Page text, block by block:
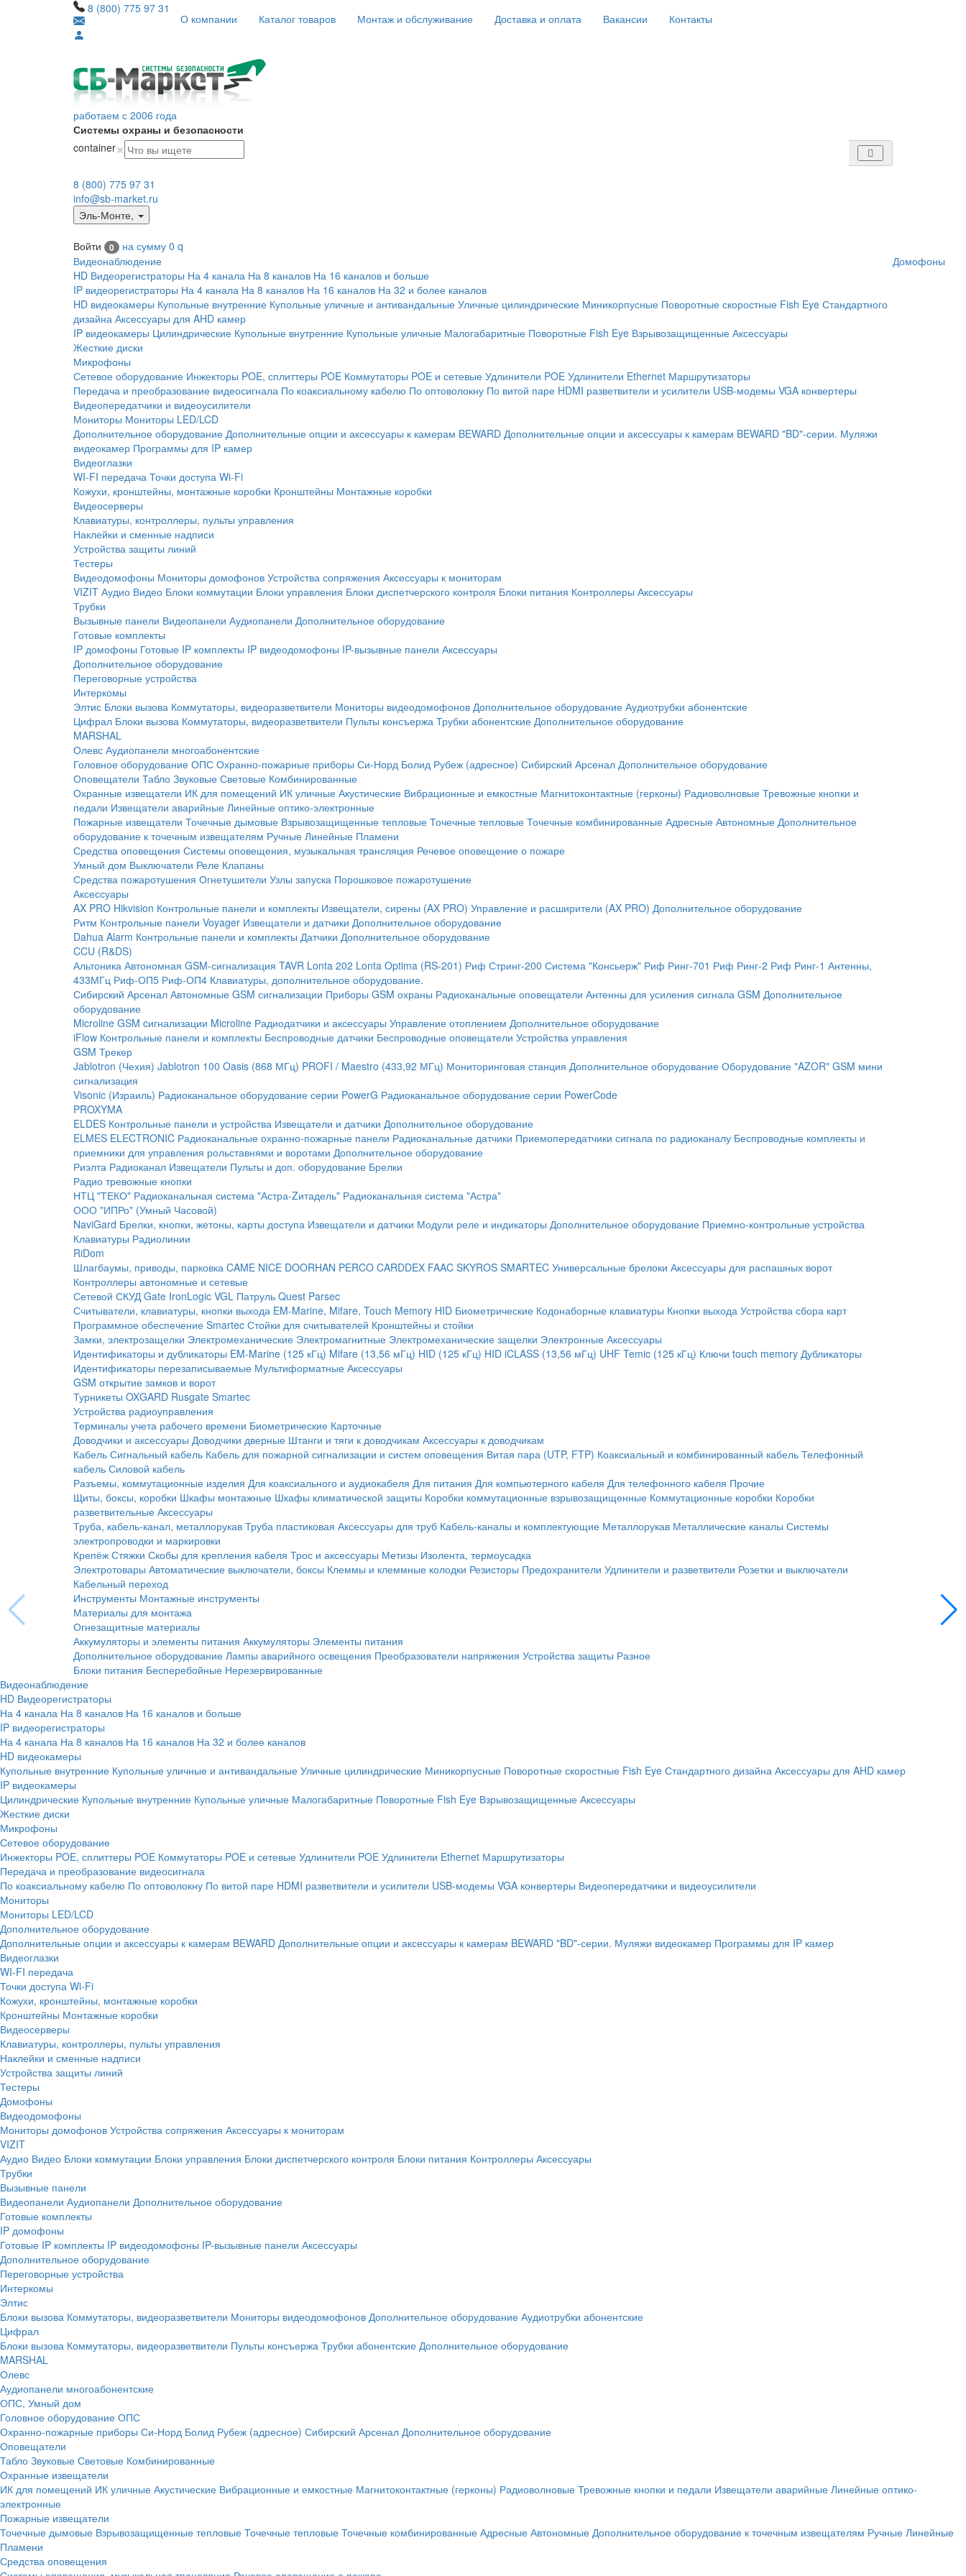
8 (800) 775 97 31
О компании Каталог товаров Монтаж и обслуживание Доставка и оплата Вакансии Контакты
работаем с 2006 года
Системы охраны и безопасности
container×
8 (800) 775 97 31
info@sb-market.ru
Эль-Монте,
Войти 0 на сумму 0 q
Видеонаблюдение
Домофоны
HD Видеорегистраторы На 4 канала На 8 каналов На 16 каналов и больше
IP видеорегистраторы На 4 канала На 8 каналов На 16 каналов На 32 и более каналов
HD видеокамеры Купольные внутренние Купольные уличные и антивандальные Уличные цилиндрические Миникорпусные Поворотные скоростные Fish Eye Стандартного
дизайна Аксессуары для AHD камер
IP видеокамеры Цилиндрические Купольные внутренние Купольные уличные Малогабаритные Поворотные Fish Eye Взрывозащищенные Аксессуары
Жесткие диски
Микрофоны
Сетевое оборудование Инжекторы POE, сплиттеры POE Коммутаторы POE и сетевые Удлинители POE Удлинители Ethernet Маршрутизаторы
Передача и преобразование видеосигнала По коаксиальному кабелю По оптоволокну По витой паре HDMI разветвители и усилители USB-модемы VGA конвертеры
Видеопередатчики и видеоусилители
Мониторы Мониторы LED/LCD
Дополнительное оборудование Дополнительные опции и аксессуары к камерам BEWARD Дополнительные опции и аксессуары к камерам BEWARD "BD"-серии. Муляжи
видеокамер Программы для IP камер
Видеоглазки
WI-FI передача Точки доступа Wi-Fi
Кожухи, кронштейны, монтажные коробки Кронштейны Монтажные коробки
Видеосерверы
Клавиатуры, контроллеры, пульты управления
Наклейки и сменные надписи
Устройства защиты линий
Тестеры
Видеодомофоны Мониторы домофонов Устройства сопряжения Аксессуары к мониторам
VIZIT Аудио Видео Блоки коммутации Блоки управления Блоки диспетчерского контроля Блоки питания Контроллеры Аксессуары
Трубки
Вызывные панели Видеопанели Аудиопанели Дополнительное оборудование
Готовые комплекты
IP домофоны Готовые IP комплекты IP видеодомофоны IP-вызывные панели Аксессуары
Дополнительное оборудование
Переговорные устройства
Интеркомы
Элтис Блоки вызова Коммутаторы, видеоразветвители Мониторы видеодомофонов Дополнительное оборудование Аудиотрубки абонентские
Цифрал Блоки вызова Коммутаторы, видеоразветвители Пульты консъержа Трубки абонентские Дополнительное оборудование
MARSHAL
Олевс Аудиопанели многоабонентские
Головное оборудование ОПС Охранно-пожарные приборы Си-Норд Болид Рубеж (адресное) Сибирский Арсенал Дополнительное оборудование
Оповещатели Табло Звуковые Световые Комбинированные
Охранные извещатели ИК для помещений ИК уличные Акустические Вибрационные и емкостные Магнитоконтактные (герконы) Радиоволновые Тревожные кнопки и
педали Извещатели аварийные Линейные оптико-электронные
Пожарные извещатели Точечные дымовые Взрывозащищенные тепловые Точечные тепловые Точечные комбинированные Адресные Автономные Дополнительное
оборудование к точечным извещателям Ручные Линейные Пламени
Средства оповещения Системы оповещения, музыкальная трансляция Речевое оповещение о пожаре
Умный дом Выключатели Реле Клапаны
Средства пожаротушения Огнетушители Узлы запуска Порошковое пожаротушение
Аксессуары
AX PRO Hikvision Контрольные панели и комплекты Извещатели, сирены (AX PRO) Управление и расширители (AX PRO) Дополнительное оборудование
Ритм Контрольные панели Voyager Извещатели и датчики Дополнительное оборудование
Dahua Alarm Контрольные панели и комплекты Датчики Дополнительное оборудование
CCU (R&DS)
Альтоника Автономная GSM-сигнализация TAVR Lonta 202 Lonta Optima (RS-201) Риф Стринг-200 Система "Консьерж" Риф Ринг-701 Риф Ринг-2 Риф Ринг-1 Антенны,
433МГц Риф-ОП5 Риф-ОП4 Клавиатуры, дополнительное оборудование.
Сибирский Арсенал Автономные GSM сигнализации Приборы GSM охраны Радиоканальные оповещатели Антенны для усиления сигнала GSM Дополнительное
оборудование
Microline GSM cигнализации Microline Радиодатчики и аксессуары Управление отоплением Дополнительное оборудование
iFlow Контрольные панели и комплекты Беспроводные датчики Беспроводные оповещатели Устройства управления
GSM Трекер
Jablotron (Чехия) Jablotron 100 Oasis (868 МГц) PROFI / Maestro (433,92 МГц) Мониторинговая станция Дополнительное оборудование Оборудование "AZOR" GSM мини
сигнализация
Visonic (Израиль) Радиоканальное оборудование серии PowerG Радиоканальное оборудование серии PowerCode
PROXYMA
ELDES Контрольные панели и устройства Извещатели и датчики Дополнительное оборудование
ELMES ELECTRONIC Радиоканальные охранно-пожарные панели Радиоканальные датчики Приемопередатчики сигнала по радиоканалу Беспроводные комплекты и
приемники для управления рольставнями и воротами Дополнительное оборудование
Риэлта Радиоканал Извещатели Пульты и доп. оборудование Брелки
Радио тревожные кнопки
НТЦ "ТЕКО" Радиоканальная система "Астра-Zитадель" Радиоканальная система "Астра"
ООО "ИПРо" (Умный Часовой)
NaviGard Брелки, кнопки, жетоны, карты доступа Извещатели и датчики Модули реле и индикаторы Дополнительное оборудование Приемно-контрольные устройства
Клавиатуры Радиолинии
RiDom
Шлагбаумы, приводы, парковка CAME NICE DOORHAN PERCO CARDDEX FAAC SKYROS SMARTEC Универсальные брелоки Аксессуары для распашных ворот
Контроллеры автономные и сетевые
Сетевой СКУД Gate IronLogic VGL Патруль Quest Parsec
Считыватели, клавиатуры, кнопки выхода EM-Marine, Mifare, Touch Memory HID Биометрические Кодонаборные клавиатуры Кнопки выхода Устройства сбора карт
Программное обеспечение Smartec Стойки для считывателей Кронштейны и стойки
Замки, электрозащелки Электромеханические Электромагнитные Электромеханические защелки Электронные Аксессуары
Идентификаторы и дубликаторы EM-Marine (125 кГц) Mifare (13,56 мГц) HID (125 кГц) HID iCLASS (13,56 мГц) UHF Temic (125 кГц) Ключи touch memory Дубликаторы
Идентификаторы перезаписываемые Мультиформатные Аксессуары
GSM открытие замков и ворот
Турникеты OXGARD Rusgate Smartec
Устройства радиоуправления
Терминалы учета рабочего времени Биометрические Карточные
Доводчики и аксессуары Доводчики дверные Штанги и тяги к доводчикам Аксессуары к доводчикам
Кабель Сигнальный кабель Кабель для пожарной сигнализации и систем оповещения Витая пара (UTP, FTP) Коаксиальный и комбинированный кабель Телефонный
кабель Силовой кабель
Разъемы, коммутационные изделия Для коаксиального и аудиокабеля Для питания Для компьютерного кабеля Для телефонного кабеля Прочие
Щиты, боксы, коробки Шкафы монтажные Шкафы климатической защиты Коробки коммутационные взрывозащищенные Коммутационные коробки Коробки
разветвительные Аксессуары
Труба, кабель-канал, металлорукав Труба пластиковая Аксессуары для труб Кабель-каналы и комплектующие Металлорукав Металлические каналы Системы
электропроводки и маркировки
Крепёж Стяжки Скобы для крепления кабеля Трос и аксессуары Метизы Изолента, термоусадка
Электротовары Автоматические выключатели, боксы Клеммы и клеммные колодки Резисторы Предохранители Удлинители и разветвители Розетки и выключатели
Кабельный переход
Инструменты Монтажные инструменты
Материалы для монтажа
Огнезащитные материалы
Аккумуляторы и элементы питания Аккумуляторы Элементы питания
Дополнительное оборудование Лампы аварийного освещения Преобразователи напряжения Устройства защиты Разное
Блоки питания Бесперебойные Нерезервированные
Видеонаблюдение
HD Видеорегистраторы
На 4 канала На 8 каналов На 16 каналов и больше
IP видеорегистраторы
На 4 канала На 8 каналов На 16 каналов На 32 и более каналов
HD видеокамеры
Купольные внутренние Купольные уличные и антивандальные Уличные цилиндрические Миникорпусные Поворотные скоростные Fish Eye Стандартного дизайна Аксессуары для AHD камер
IP видеокамеры
Цилиндрические Купольные внутренние Купольные уличные Малогабаритные Поворотные Fish Eye Взрывозащищенные Аксессуары
Жесткие диски
Микрофоны
Сетевое оборудование
Инжекторы POE, сплиттеры POE Коммутаторы POE и сетевые Удлинители POE Удлинители Ethernet Маршрутизаторы
Передача и преобразование видеосигнала
По коаксиальному кабелю По оптоволокну По витой паре HDMI разветвители и усилители USB-модемы VGA конвертеры Видеопередатчики и видеоусилители
Мониторы
Мониторы LED/LCD
Дополнительное оборудование
Дополнительные опции и аксессуары к камерам BEWARD Дополнительные опции и аксессуары к камерам BEWARD "BD"-серии. Муляжи видеокамер Программы для IP камер
Видеоглазки
WI-FI передача
Точки доступа Wi-Fi
Кожухи, кронштейны, монтажные коробки
Кронштейны Монтажные коробки
Видеосерверы
Клавиатуры, контроллеры, пульты управления
Наклейки и сменные надписи
Устройства защиты линий
Тестеры
Домофоны
Видеодомофоны
Мониторы домофонов Устройства сопряжения Аксессуары к мониторам
VIZIT
Аудио Видео Блоки коммутации Блоки управления Блоки диспетчерского контроля Блоки питания Контроллеры Аксессуары
Трубки
Вызывные панели
Видеопанели Аудиопанели Дополнительное оборудование
Готовые комплекты
IP домофоны
Готовые IP комплекты IP видеодомофоны IP-вызывные панели Аксессуары
Дополнительное оборудование
Переговорные устройства
Интеркомы
Элтис
Блоки вызова Коммутаторы, видеоразветвители Мониторы видеодомофонов Дополнительное оборудование Аудиотрубки абонентские
Цифрал
Блоки вызова Коммутаторы, видеоразветвители Пульты консъержа Трубки абонентские Дополнительное оборудование
MARSHAL
Олевс
Аудиопанели многоабонентские
ОПС, Умный дом
Головное оборудование ОПС
Охранно-пожарные приборы Си-Норд Болид Рубеж (адресное) Сибирский Арсенал Дополнительное оборудование
Оповещатели
Табло Звуковые Световые Комбинированные
Охранные извещатели
ИК для помещений ИК уличные Акустические Вибрационные и емкостные Магнитоконтактные (герконы) Радиоволновые Тревожные кнопки и педали Извещатели аварийные Линейные оптико-
электронные
Пожарные извещатели
Точечные дымовые Взрывозащищенные тепловые Точечные тепловые Точечные комбинированные Адресные Автономные Дополнительное оборудование к точечным извещателям Ручные Линейные
Пламени
Средства оповещения